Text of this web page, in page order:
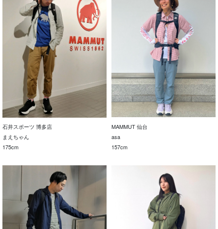
石井スポーツ 博多店
まえちゃん
175cm
MAMMUT 仙台
asa
157cm